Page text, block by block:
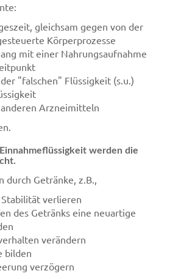
gleichsam gegen von der
Körperprozesse
mit einer Nahrungsaufnahme
"falschen" Flüssigkeit (s.u.)
Arzneimitteln
werden die
durch Getränke, z.B.,
verlieren
des Getränks eine neuartige
verändern
bilden
verzögern